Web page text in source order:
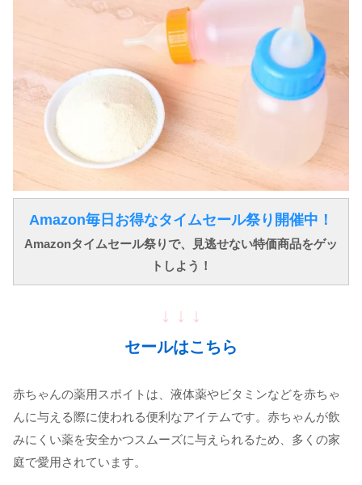
Amazon毎日お得なタイムセール祭り開催中！
Amazonタイムセール祭りで、見逃せない特価商品をゲッ
トしよう！
↓ ↓ ↓
セールはこちら
赤ちゃんの薬用スポイトは、液体薬やビタミンなどを赤ちゃ
んに与える際に使われる便利なアイテムです。赤ちゃんが飲
みにくい薬を安全かつスムーズに与えられるため、多くの家
庭で愛用されています。